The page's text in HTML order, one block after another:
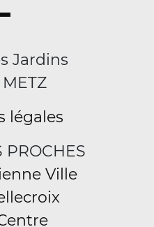
Jardins
légales
PROCHES
Ville